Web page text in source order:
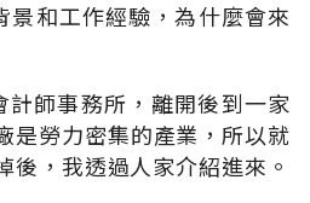
景和工作經驗，為什麼會來
師事務所，離開後到一家
是勞力密集的產業，所以就
後，我透過人家介紹進來。